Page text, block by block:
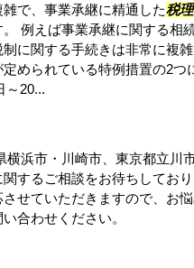
で、事業承継に精通した税
例えば事業承継に関する相
に関する手続きは非常に複
められている特例措置の2つ
～20...
浜市・川崎市、東京都立川市
するご相談をお待ちしてお
せていただきますので、お
合わせください。